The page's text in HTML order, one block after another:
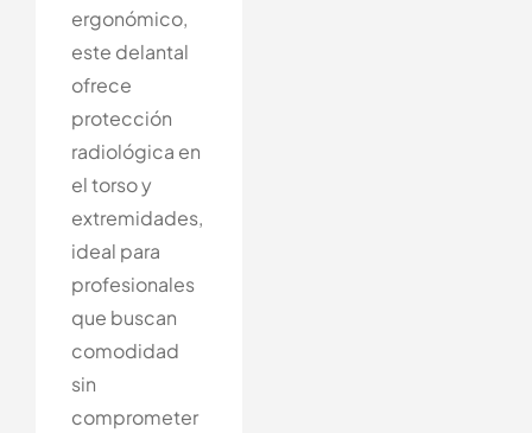
ergonómico,
este delantal
ofrece
protección
radiológica en
el torso y
extremidades,
ideal para
profesionales
que buscan
comodidad
sin
comprometer